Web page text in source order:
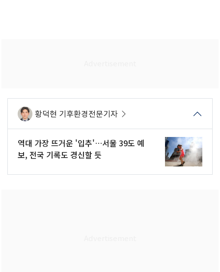
황덕현 기후환경전문기자
역대 가장 뜨거운 '입추'…서울 39도 예
보, 전국 기록도 경신할 듯